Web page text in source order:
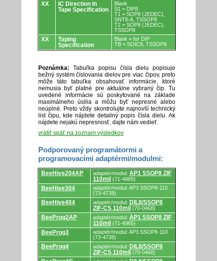
XX
IC Direction In
Tape Specification
Blank
S1 = DIP8
T1 = SOP8 (JEDEC),
SNT8-A, TSSOP8
T2 = SOP8 (JEDEC),
TSSOP8
XX
Taping
Specification
Blank = for DIP
TB = SOIC8, TSSOP8
Poznámka: Tabuľka popisu čísla dielu popisuje
bežný systém číslovania dielov pre viac čipov, preto
môže táto tabuľka obsahovať informácie, ktoré
nemusia byť platné pre aktuálne vybraný čip. Tu
uvedené informácie sú poskytované na základe
maximálneho úsilia a môžu byť nepresné alebo
neúplné. Preto vždy skontrolujte najnovší technický
list čipu, kde nájdete detailný popis čísla dielu. Ak
nájdete nejakú nepresnosť, dajte nám vedieť.
vrátiť späť na zoznam výsledkov
Podporovaný programátormi a
programovacími adaptérmi/modulmi:
Podporovaný
programátormi
a
programovacími
BeeHive204AP adaptér/modul: AP1 SSOP8 ZIF
110mil (71-4965)
BeeHive304
adaptér/modul: AP3 SSOP8-110
(73-4738)
BeeHive404 adaptér/modul: DIL8/SSOP8
ZIF-CS 110mil (70-0468)
BeeProg2AP adaptér/modul: AP1 SSOP8 ZIF
110mil (71-4965)
BeeProg3
adaptér/modul: AP3 SSOP8-110
(73-4738)
BeeProg4 adaptér/modul: DIL8/SSOP8
ZIF-CS 110mil (70-0468)